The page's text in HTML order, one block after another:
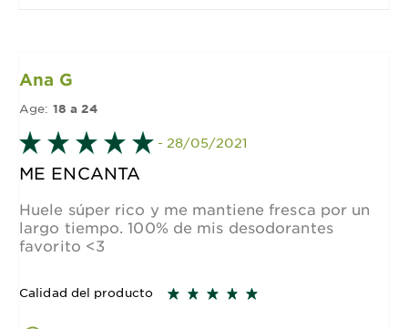
Ana G
Age: 18 a 24
- 28/05/2021
ME ENCANTA
Huele súper rico y me mantiene fresca por un
largo tiempo. 100% de mis desodorantes
favorito <3
Calidad del producto